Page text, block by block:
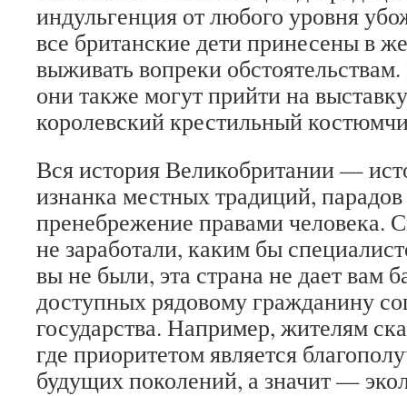
индульгенция от любого уровня
все британские дети принесены в
выживать вопреки
они также могут прийти на
королевский крестильный
Вся история Великобритании —
изнанка местных традиций,
пренебрежение правами человека.
не заработали, каким бы
вы не были, эта страна не дает вам
доступных рядовому гражданину
государства. Например, жителям
где приоритетом является
будущих поколений, а значит —